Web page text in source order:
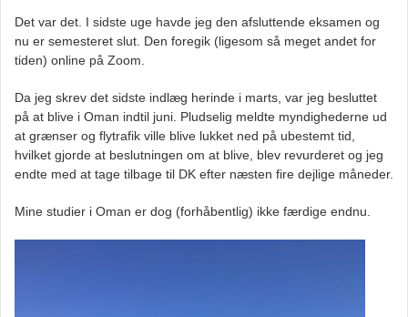
Det var det. I sidste uge havde jeg den afsluttende eksamen og
nu er semesteret slut. Den foregik (ligesom så meget andet for
tiden) online på Zoom.
Da jeg skrev det sidste indlæg herinde i marts, var jeg besluttet
på at blive i Oman indtil juni. Pludselig meldte myndighederne ud
at grænser og flytrafik ville blive lukket ned på ubestemt tid,
hvilket gjorde at beslutningen om at blive, blev revurderet og jeg
endte med at tage tilbage til DK efter næsten fire dejlige måneder.
Mine studier i Oman er dog (forhåbentlig) ikke færdige endnu.